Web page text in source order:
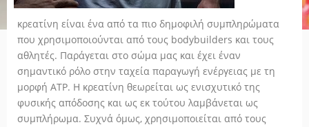
κρεατίνη είναι ένα από τα πιο δημοφιλή συμπληρώματα
που χρησιμοποιούνται από τους bodybuilders και τους
αθλητές. Παράγεται στο σώμα μας και έχει έναν
σημαντικό ρόλο στην ταχεία παραγωγή ενέργειας με τη
μορφή ΑΤΡ. Η κρεατίνη θεωρείται ως ενισχυτικό της
φυσικής απόδοσης και ως εκ τούτου λαμβάνεται ως
συμπλήρωμα. Συχνά όμως, χρησιμοποιείται από τους